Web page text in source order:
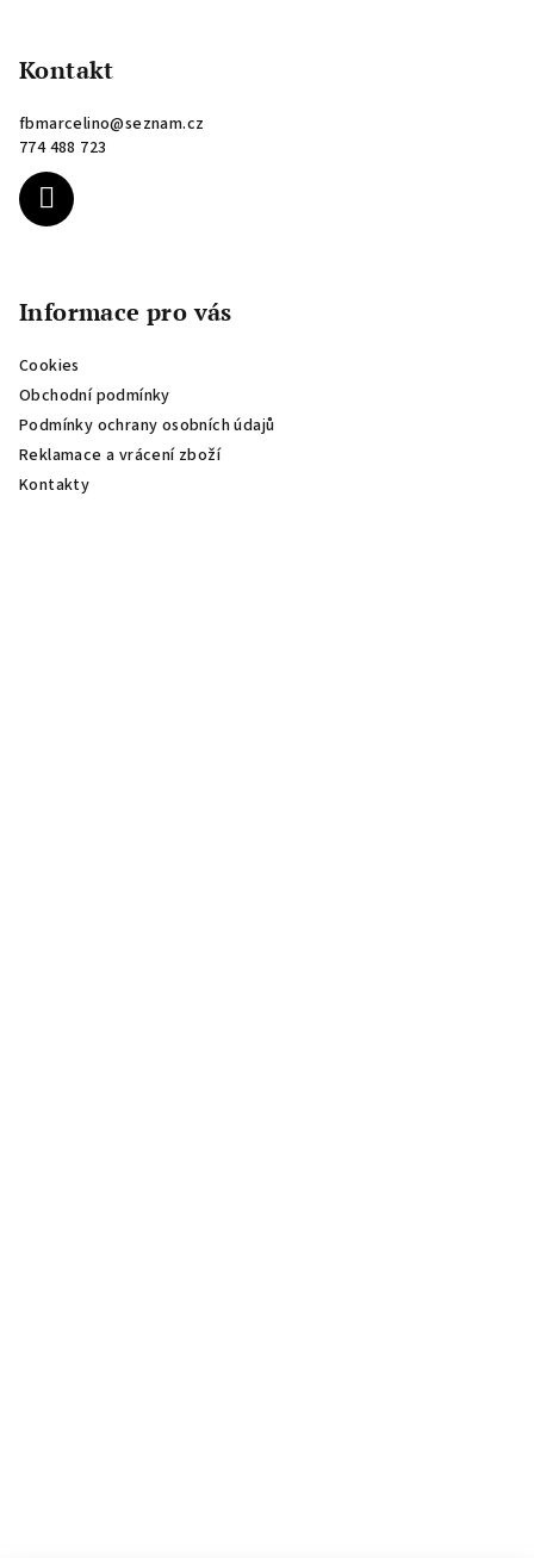
Kontakt
fbmarcelino@seznam.cz
774 488 723
Informace pro vás
Cookies
Obchodní podmínky
Podmínky ochrany osobních údajů
Reklamace a vrácení zboží
Kontakty